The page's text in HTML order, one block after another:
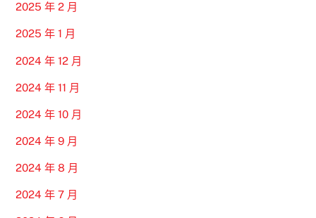
2025 年 2 月
2025 年 1 月
2024 年 12 月
2024 年 11 月
2024 年 10 月
2024 年 9 月
2024 年 8 月
2024 年 7 月